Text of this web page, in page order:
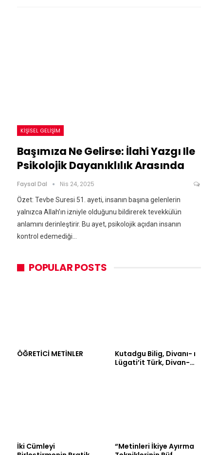
KIŞISEL GELIŞIM
Başımıza Ne Gelirse: İlahi Yazgı Ile
Psikolojik Dayanıklılık Arasında
Faysal Dal Nis 24, 2025
Özet: Tevbe Suresi 51. ayeti, insanın başına gelenlerin
yalnızca Allah’ın izniyle olduğunu bildirerek tevekkülün
anlamını derinleştirir. Bu ayet, psikolojik açıdan insanın
kontrol edemediği…
POPULAR POSTS
ÖĞRETİCİ METİNLER
Kutadgu Bilig, Divanı- ı
Lügati’it Türk, Divan-…
İki Cümleyi
“Metinleri İkiye Ayırma